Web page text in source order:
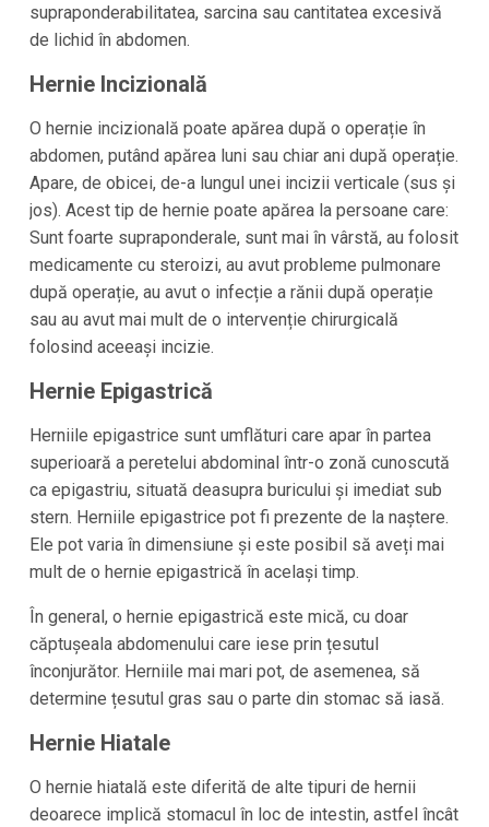
supraponderabilitatea, sarcina sau cantitatea excesivă
de lichid în abdomen.
Hernie Incizională
O hernie incizională poate apărea după o operație în
abdomen, putând apărea luni sau chiar ani după operație.
Apare, de obicei, de-a lungul unei incizii verticale (sus și
jos). Acest tip de hernie poate apărea la persoane care:
Sunt foarte supraponderale, sunt mai în vârstă, au folosit
medicamente cu steroizi, au avut probleme pulmonare
după operație, au avut o infecție a rănii după operație
sau au avut mai mult de o intervenție chirurgicală
folosind aceeași incizie.
Hernie Epigastrică
Herniile epigastrice sunt umflături care apar în partea
superioară a peretelui abdominal într-o zonă cunoscută
ca epigastriu, situată deasupra buricului și imediat sub
stern. Herniile epigastrice pot fi prezente de la naștere.
Ele pot varia în dimensiune și este posibil să aveți mai
mult de o hernie epigastrică în același timp.
În general, o hernie epigastrică este mică, cu doar
căptușeala abdomenului care iese prin țesutul
înconjurător. Herniile mai mari pot, de asemenea, să
determine țesutul gras sau o parte din stomac să iasă.
Hernie Hiatale
O hernie hiatală este diferită de alte tipuri de hernii
deoarece implică stomacul în loc de intestin, astfel încât